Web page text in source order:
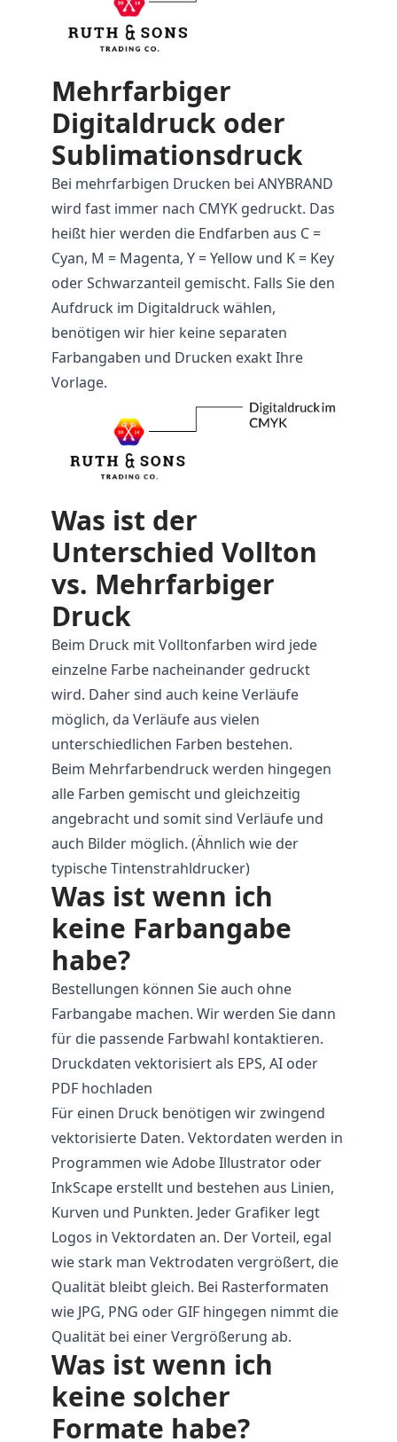
Mehrfarbiger
Digitaldruck oder
Sublimationsdruck
Bei mehrfarbigen Drucken bei ANYBRAND
wird fast immer nach CMYK gedruckt. Das
heißt hier werden die Endfarben aus C =
Cyan, M = Magenta, Y = Yellow und K = Key
oder Schwarzanteil gemischt. Falls Sie den
Aufdruck im Digitaldruck wählen,
benötigen wir hier keine separaten
Farbangaben und Drucken exakt Ihre
Vorlage.
Was ist der
Unterschied Vollton
vs. Mehrfarbiger
Druck
Beim Druck mit Volltonfarben wird jede
einzelne Farbe nacheinander gedruckt
wird. Daher sind auch keine Verläufe
möglich, da Verläufe aus vielen
unterschiedlichen Farben bestehen.
Beim Mehrfarbendruck werden hingegen
alle Farben gemischt und gleichzeitig
angebracht und somit sind Verläufe und
auch Bilder möglich. (Ähnlich wie der
typische Tintenstrahldrucker)
Was ist wenn ich
keine Farbangabe
habe?
Bestellungen können Sie auch ohne
Farbangabe machen. Wir werden Sie dann
für die passende Farbwahl kontaktieren.
Druckdaten vektorisiert als EPS, AI oder
PDF hochladen
Für einen Druck benötigen wir zwingend
vektorisierte Daten. Vektordaten werden in
Programmen wie Adobe Illustrator oder
InkScape erstellt und bestehen aus Linien,
Kurven und Punkten. Jeder Grafiker legt
Logos in Vektordaten an. Der Vorteil, egal
wie stark man Vektrodaten vergrößert, die
Qualität bleibt gleich. Bei Rasterformaten
wie JPG, PNG oder GIF hingegen nimmt die
Qualität bei einer Vergrößerung ab.
Was ist wenn ich
keine solcher
Formate habe?